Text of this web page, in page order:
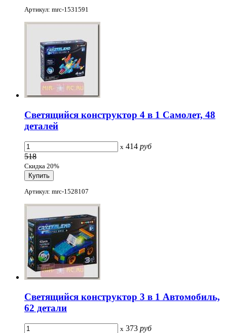
Артикул: mrc-1531591
Светящийся конструктор 4 в 1 Самолет, 48
деталей
x 414 руб
518
Скидка 20%
Артикул: mrc-1528107
Светящийся конструктор 3 в 1 Автомобиль,
62 детали
x 373 руб